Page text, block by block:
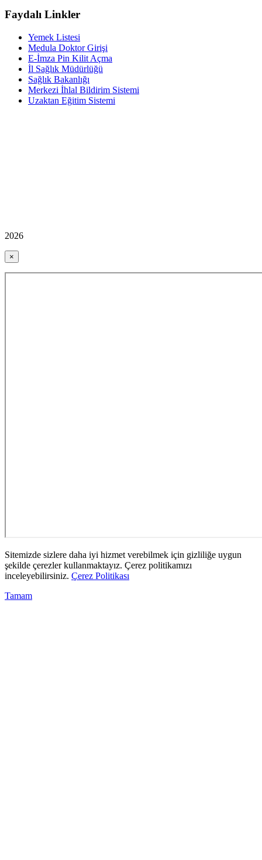
Faydalı Linkler
Yemek Listesi
Medula Doktor Girişi
E-İmza Pin Kilit Açma
İl Sağlık Müdürlüğü
Sağlık Bakanlığı
Merkezi İhlal Bildirim Sistemi
Uzaktan Eğitim Sistemi
2026
×
Sitemizde sizlere daha iyi hizmet verebilmek için gizliliğe uygun
şekilde çerezler kullanmaktayız. Çerez politikamızı
inceleyebilirsiniz. Çerez Politikası
Tamam